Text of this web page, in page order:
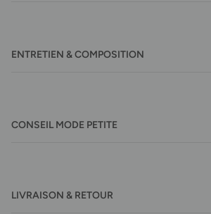
ENTRETIEN & COMPOSITION
CONSEIL MODE PETITE
LIVRAISON & RETOUR